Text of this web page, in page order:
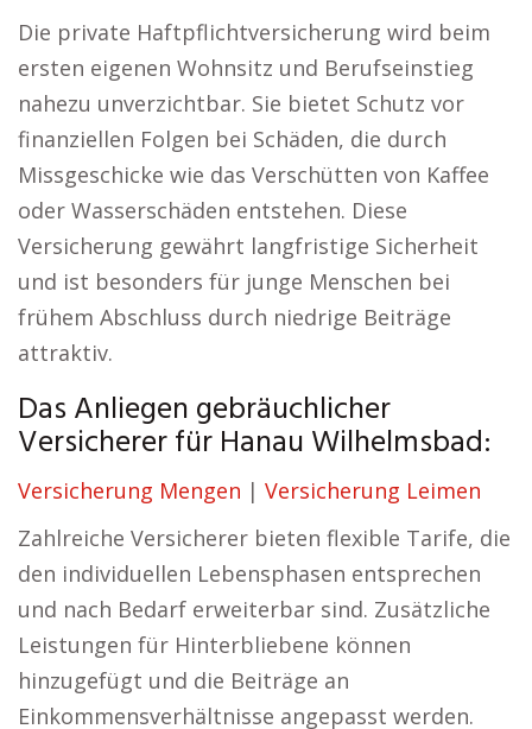
Die private Haftpflichtversicherung wird beim
ersten eigenen Wohnsitz und Berufseinstieg
nahezu unverzichtbar. Sie bietet Schutz vor
finanziellen Folgen bei Schäden, die durch
Missgeschicke wie das Verschütten von Kaffee
oder Wasserschäden entstehen. Diese
Versicherung gewährt langfristige Sicherheit
und ist besonders für junge Menschen bei
frühem Abschluss durch niedrige Beiträge
attraktiv.
Das Anliegen gebräuchlicher
Versicherer für Hanau Wilhelmsbad:
Versicherung Mengen | Versicherung Leimen
Zahlreiche Versicherer bieten flexible Tarife, die
den individuellen Lebensphasen entsprechen
und nach Bedarf erweiterbar sind. Zusätzliche
Leistungen für Hinterbliebene können
hinzugefügt und die Beiträge an
Einkommensverhältnisse angepasst werden.